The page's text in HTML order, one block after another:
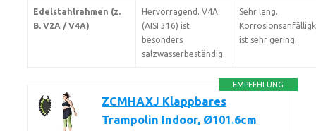
Edelstahlrahmen (z.
B. V2A / V4A)
Hervorragend. V4A
(AISI 316) ist
besonders
salzwasserbeständig.
Sehr lang.
ist sehr gering.
EMPFEHLUNG
ZCMHAXJ Klappbares
Trampolin Indoor, Ø101.6cm